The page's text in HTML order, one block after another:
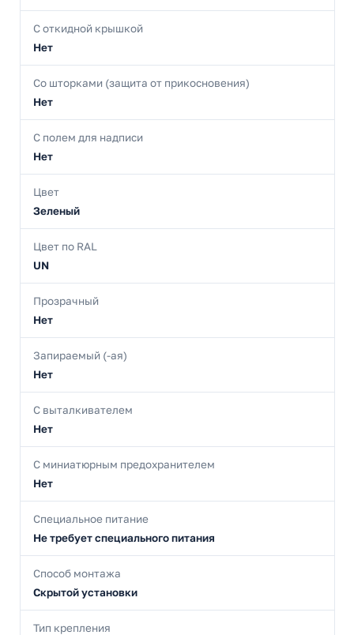
С откидной крышкой
Нет
Со шторками (защита от прикосновения)
Нет
С полем для надписи
Нет
Цвет
Зеленый
Цвет по RAL
UN
Прозрачный
Нет
Запираемый (-ая)
Нет
С выталкивателем
Нет
С миниатюрным предохранителем
Нет
Специальное питание
Не требует специального питания
Способ монтажа
Скрытой установки
Тип крепления